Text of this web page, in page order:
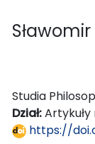
Studia
Dział:
https://